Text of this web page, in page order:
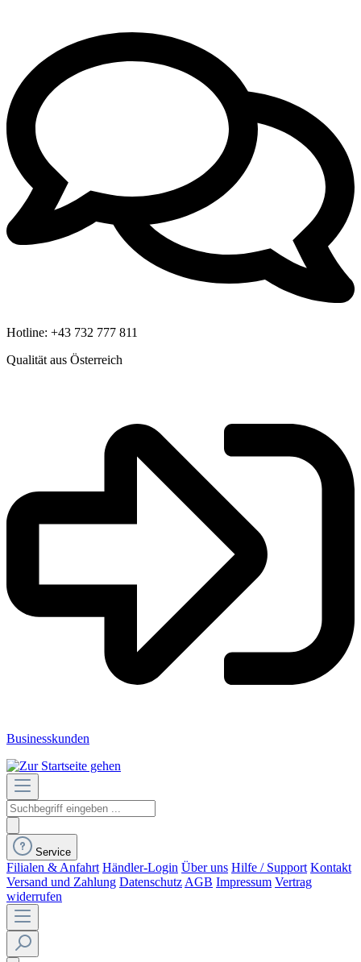
Hotline: +43 732 777 811
Qualität aus Österreich
Businesskunden
Service
Filialen & Anfahrt Händler-Login Über uns Hilfe / Support Kontakt
Versand und Zahlung Datenschutz AGB Impressum Vertrag
widerrufen